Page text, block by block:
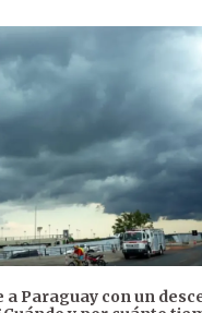
a Paraguay con un